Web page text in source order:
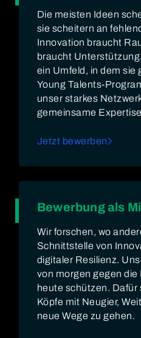
Die meisten Ideen
sie scheitern an
Innovation braucht
braucht
ein Umfeld, in dem sie
Young Talents-
unser starkes
gemeinsame
Jetzt bewerben
Bewerbung als
Wir forschen, wo
Schnittstelle von
digitaler Resilienz.
von morgen gegen
heute schützen. Dafür
Köpfe mit Neugier,
neue Wege zu gehen.